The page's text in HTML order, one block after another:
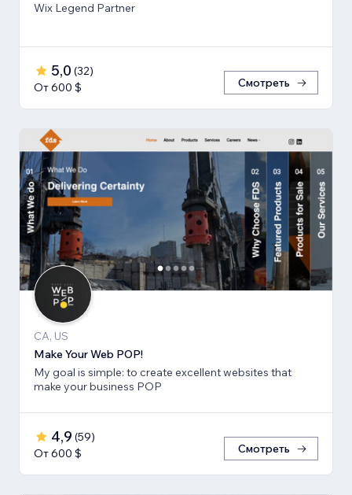
Wix Legend Partner
5,0 (32)
От 600 $
Смотреть
CA, US
Make Your Web POP!
My goal is simple: to create excellent websites that
make your business POP
4,9 (59)
От 600 $
Смотреть